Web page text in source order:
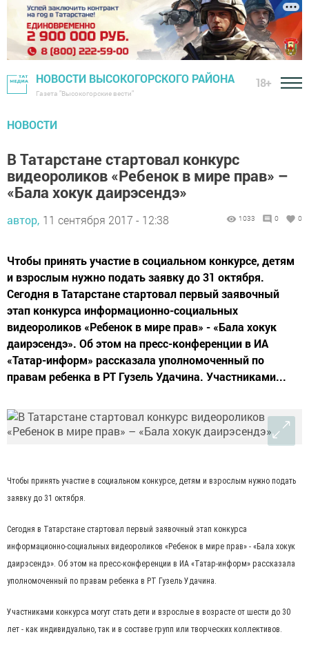
НОВОСТИ ВЫСОКОГОРСКОГО РАЙОНА
Газета "Высокогорские вести"
18+
НОВОСТИ
В Татарстане стартовал конкурс
видеороликов «Ребенок в мире прав» –
«Бала хокук даирэсендэ»
автор, 11 сентября 2017 - 12:38 1033 0 0
Чтобы принять участие в социальном конкурсе, детям
и взрослым нужно подать заявку до 31 октября.
Сегодня в Татарстане стартовал первый заявочный
этап конкурса информационно-социальных
видеороликов «Ребенок в мире прав» - «Бала хокук
даирэсендэ». Об этом на пресс-конференции в ИА
«Татар-информ» рассказала уполномоченный по
правам ребенка в РТ Гузель Удачина. Участниками...
Чтобы принять участие в социальном конкурсе, детям и взрослым нужно подать
заявку до 31 октября.
Сегодня в Татарстане стартовал первый заявочный этап конкурса
информационно-социальных видеороликов «Ребенок в мире прав» - «Бала хокук
даирэсендэ». Об этом на пресс-конференции в ИА «Татар-информ» рассказала
уполномоченный по правам ребенка в РТ Гузель Удачина.
Участниками конкурса могут стать дети и взрослые в возрасте от шести до 30
лет - как индивидуально, так и в составе групп или творческих коллективов.